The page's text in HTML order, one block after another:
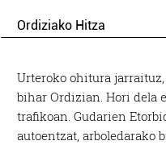
Ordiziako Hitza
Urteroko ohitura
bihar Ordizian. Hori dela
trafikoan. Gudarien
autoentzat, arboledarako